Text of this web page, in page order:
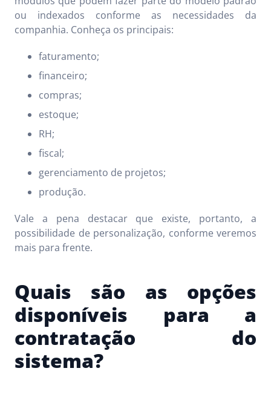
ou indexados conforme as necessidades da
companhia. Conheça os principais:
faturamento;
financeiro;
compras;
estoque;
RH;
fiscal;
gerenciamento de projetos;
produção.
Vale a pena destacar que existe, portanto, a
possibilidade de personalização, conforme veremos
mais para frente.
Quais são as opções
disponíveis para a
contratação do
sistema?